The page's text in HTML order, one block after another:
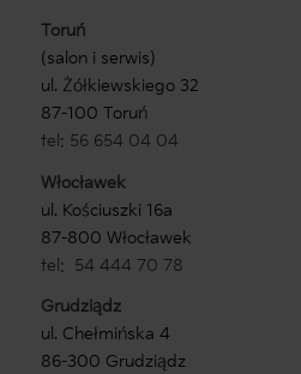
Toruń
(salon i serwis)
ul. Żółkiewskiego 32
87-100 Toruń
tel: 56 654 04 04
Włocławek
ul. Kościuszki 16a
87-800 Włocławek
tel: 54 444 70 78
Grudziądz
ul. Chełmińska 4
86-300 Grudziądz